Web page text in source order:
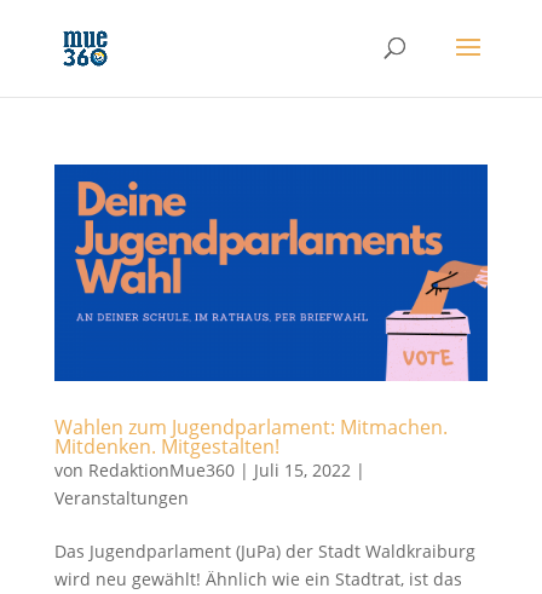
Wahlen zum Jugendparlament: Mitmachen.
Mitdenken. Mitgestalten!
von RedaktionMue360| Juli 15, 2022|
Veranstaltungen
Das Jugendparlament (JuPa) der Stadt Waldkraiburg
wird neu gewählt! Ähnlich wie ein Stadtrat, ist das